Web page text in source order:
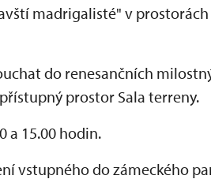
madrigalisté" v prostorách
do renesančních
prostor Sala terreny.
a 15.00 hodin.
vstupného do zámeckého